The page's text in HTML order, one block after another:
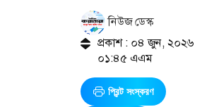
নিউজ ডেস্ক
প্রকাশ : ০৪ জুন, ২০২৬
০১:৪৫ এএম
প্রিন্ট সংস্করণ